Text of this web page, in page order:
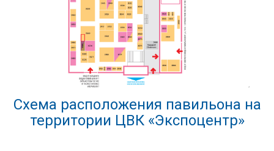
Схема расположения павильона на
территории ЦВК «Экспоцентр»